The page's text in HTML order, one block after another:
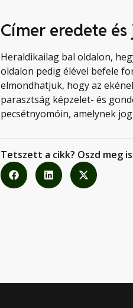
Címer eredete
Heraldikailag bal oldalon,
oldalon pedig élével befele
elmondhatjuk, hogy az
parasztság képzelet- és
pecsétnyomóin, amelynek
Tetszett a cikk? Oszd meg